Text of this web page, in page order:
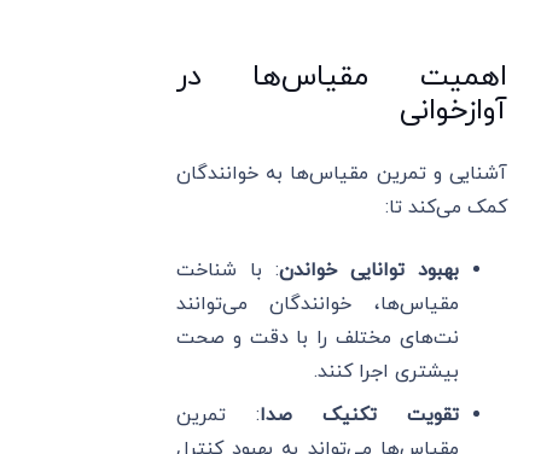
اهمیت مقیاس‌ها در
آوازخوانی
آشنایی و تمرین مقیاس‌ها به خوانندگان
کمک می‌کند تا:
بهبود توانایی خواندن: با شناخت
مقیاس‌ها، خوانندگان می‌توانند
نت‌های مختلف را با دقت و صحت
بیشتری اجرا کنند.
تقویت تکنیک صدا: تمرین